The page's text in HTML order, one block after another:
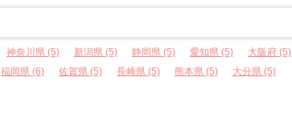
神奈川県 (5) 新潟県 (5) 静岡県 (5) 愛知県 (5)
大阪府 (5)
福岡県 (6) 佐賀県 (5) 長崎県 (5) 熊本県 (5)
大分県 (5)